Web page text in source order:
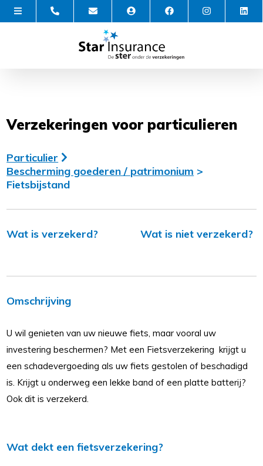
Verzekeringen voor particulieren
Particulier
Bescherming goederen / patrimonium >
Fietsbijstand
Wat is verzekerd? Wat is niet verzekerd?
Omschrijving
U wil genieten van uw nieuwe fiets, maar vooral uw
investering beschermen? Met een Fietsverzekering krijgt u
een schadevergoeding als uw fiets gestolen of beschadigd
is. Krijgt u onderweg een lekke band of een platte batterij?
Ook dit is verzekerd.
Wat dekt een fietsverzekering?